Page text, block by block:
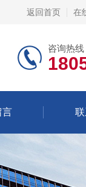
返回首页 在
咨询热线
言